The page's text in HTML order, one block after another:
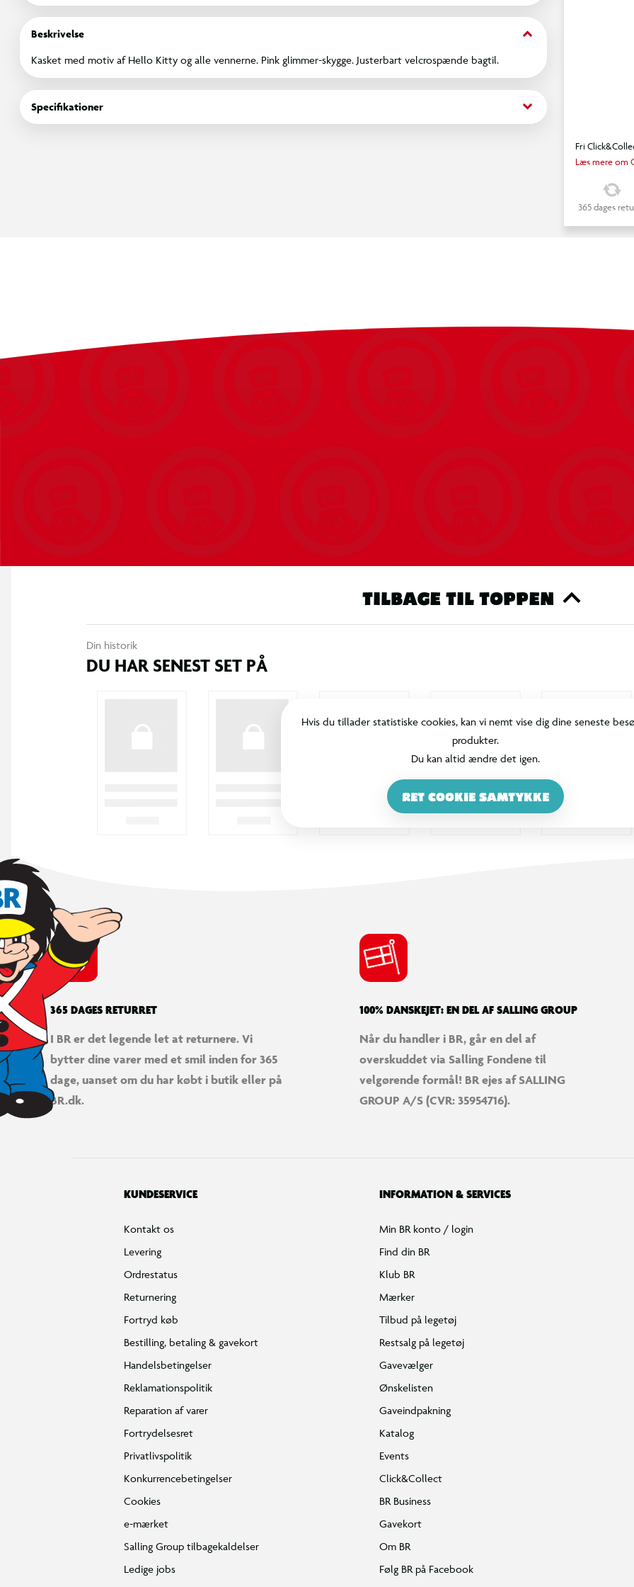
Beskrivelse keyboard_arrow_down
Kasket med motiv af Hello Kitty og alle vennerne. Pink glimmer-skygge. Justerbart velcrospænde bagtil.
Specifikationer keyboard_arrow_down
Fri
Læs mere om
365 dages
TILBAGE TIL TOPPEN
Din historik
DU HAR SENEST SET PÅ
Hvis du tillader statistiske cookies, kan vi nemt vise dig dine seneste
produkter.
Du kan altid ændre det igen.
RET COOKIE SAMTYKKE
365 DAGES RETURRET
I BR er det legende let at returnere. Vi
bytter dine varer med et smil inden for 365
dage, uanset om du har købt i butik eller på
BR.dk.
100% DANSKEJET: EN DEL AF SALLING GROUP
Når du handler i BR, går en del af
overskuddet via Salling Fondene til
velgørende formål! BR ejes af SALLING
GROUP A/S (CVR: 35954716).
KUNDESERVICE
Kontakt os
Levering
Ordrestatus
Returnering
Fortryd køb
Bestilling, betaling & gavekort
Handelsbetingelser
Reklamationspolitik
Reparation af varer
Fortrydelsesret
Privatlivspolitik
Konkurrencebetingelser
Cookies
e-mærket
Salling Group tilbagekaldelser
Ledige jobs
INFORMATION & SERVICES
Min BR konto / login
Find din BR
Klub BR
Mærker
Tilbud på legetøj
Restsalg på legetøj
Gavevælger
Ønskelisten
Gaveindpakning
Katalog
Events
Click&Collect
BR Business
Gavekort
Om BR
Følg BR på Facebook